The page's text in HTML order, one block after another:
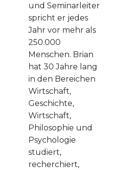
erfolgreichen
Menschen
machen!"
21
"Mach alle
deine
wichtigen
Aufgaben
immer schnell
und gut!"
und Seminarleiter
spricht er jedes
Jahr vor mehr als
250.000
Menschen. Brian
hat 30 Jahre lang
in den Bereichen
Wirtschaft,
Geschichte,
Wirtschaft,
Philosophie und
Psychologie
studiert,
recherchiert,